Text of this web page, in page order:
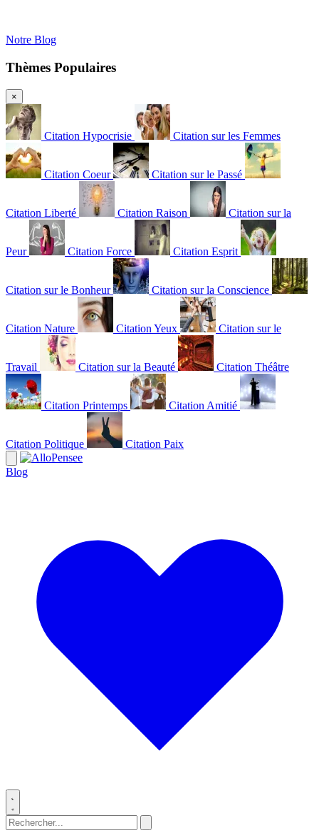
Notre Blog
Thèmes Populaires
×
Citation Hypocrisie Citation sur les Femmes
Citation Coeur Citation sur le Passé
Citation Liberté Citation Raison Citation sur la
Peur Citation Force Citation Esprit
Citation sur le Bonheur Citation sur la Conscience
Citation Nature Citation Yeux Citation sur le
Travail Citation sur la Beauté Citation Théâtre
Citation Printemps Citation Amitié
Citation Politique Citation Paix
Blog